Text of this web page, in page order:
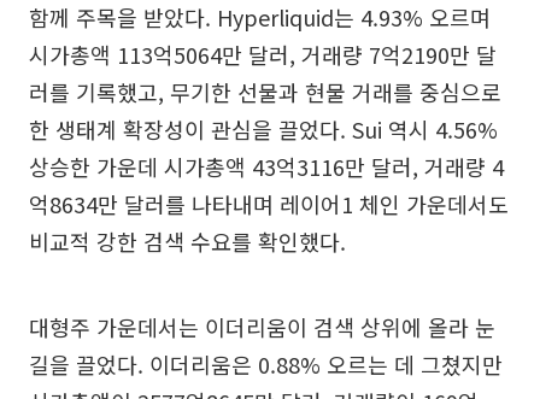
함께 주목을 받았다. Hyperliquid는 4.93% 오르며
시가총액 113억5064만 달러, 거래량 7억2190만 달
러를 기록했고, 무기한 선물과 현물 거래를 중심으로
한 생태계 확장성이 관심을 끌었다. Sui 역시 4.56%
상승한 가운데 시가총액 43억3116만 달러, 거래량 4
억8634만 달러를 나타내며 레이어1 체인 가운데서도
비교적 강한 검색 수요를 확인했다.
대형주 가운데서는 이더리움이 검색 상위에 올라 눈
길을 끌었다. 이더리움은 0.88% 오르는 데 그쳤지만